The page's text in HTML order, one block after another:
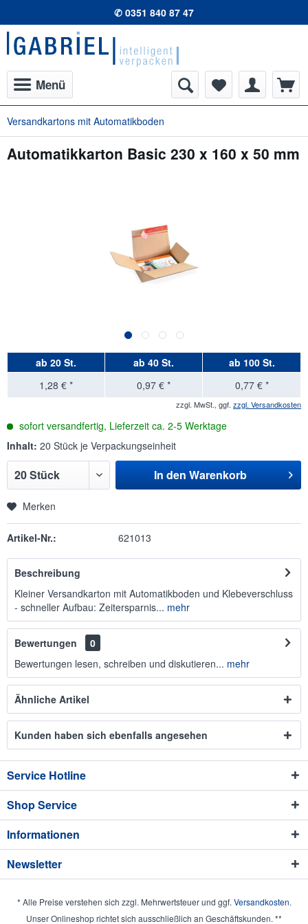
✆ 0351 840 87 47
Menü
Versandkartons mit Automatikboden
Automatikkarton Basic 230 x 160 x 50 mm
ab 20 St. ab 40 St. ab 100 St.
1,28 € *
0,97 € * 0,77 € *
zzgl. MwSt., ggf. zzgl. Versandkosten
sofort versandfertig, Lieferzeit ca. 2-5 Werktage
Inhalt: 20 Stück je Verpackungseinheit
In den Warenkorb
Merken
Artikel-Nr.: 621013
Beschreibung
Kleiner Versandkarton mit Automatikboden und Klebeverschluss
- schneller Aufbau: Zeitersparnis... mehr
Bewertungen
0
Bewertungen lesen, schreiben und diskutieren... mehr
Ähnliche Artikel
Kunden haben sich ebenfalls angesehen
Service Hotline
Shop Service
Informationen
Newsletter
* Alle Preise verstehen sich zzgl. Mehrwertsteuer und ggf. Versandkosten.
Unser Onlineshop richtet sich ausschließlich an Geschäftskunden. **